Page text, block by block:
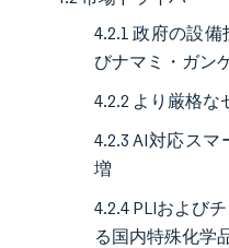
4.2.1 政府の設
びナマミ・ガンゲ
4.2.2 より厳格な
4.2.3 AI対応ス
増
4.2.4 PLIおよび
る国内特殊化学